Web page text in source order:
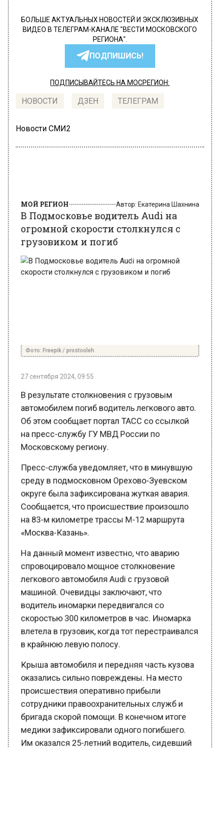
БОЛЬШЕ АКТУАЛЬНЫХ НОВОСТЕЙ И ЭКСКЛЮЗИВНЫХ
ВИДЕО В ТЕЛЕГРАМ-КАНАЛЕ "ВЕСТИ МОСКОВСКОГО
РЕГИОНА".
ПОДПИШИСЬ!
ПОДПИСЫВАЙТЕСЬ НА МОСРЕГИОН:
НОВОСТИ ДЗЕН ТЕЛЕГРАМ
Новости СМИ2
огромной скорости столкнулся с
грузовиком и погиб
В результате столкновения с грузовым
автомобилем погиб водитель легкового авто.
Об этом сообщает портал ТАСС со ссылкой
на пресс-службу ГУ МВД России по
Московскому региону.
среду в подмосковном Орехово-Зуевском
округе была зафиксирована жуткая авария.
Сообщается, что происшествие произошло
на 83-м километре трассы М-12 маршрута
«Москва-Казань».
На данный момент известно, что аварию
спровоцировало мощное столкновение
легкового автомобиля Audi с грузовой
машиной. Очевидцы заключают, что
водитель иномарки передвигался со
скоростью 300 километров в час. Иномарка
влетела в грузовик, когда тот перестраивался
в крайнюю левую полосу.
Крыша автомобиля и передняя часть кузова
оказались сильно повреждены. На место
происшествия оперативно прибыли
сотрудники правоохранительных служб и
бригада скорой помощи. В конечном итоге
медики зафиксировали одного погибшего.
Им оказался 25-летний водитель, сидевший